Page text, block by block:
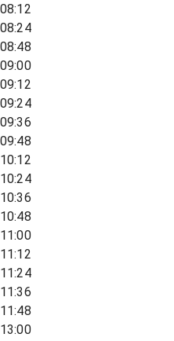
08:12
08:24
08:48
09:00
09:12
09:24
09:36
09:48
10:12
10:24
10:36
10:48
11:00
11:12
11:24
11:36
11:48
13:00